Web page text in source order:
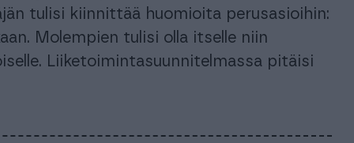
tulisi kiinnittää huomioita perusasioihin:
Molempien tulisi olla itselle niin
Liiketoimintasuunnitelmassa pitäisi